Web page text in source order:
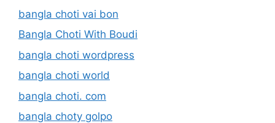
bangla choti vai bon
Bangla Choti With Boudi
bangla choti wordpress
bangla choti world
bangla choti. com
bangla choty golpo